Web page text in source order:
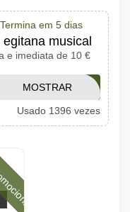
Termina em 5 dias
musical
e imediata de 10 €
QM51OFER
MOSTRAR
CÓDIGO
Usado 1396 vezes